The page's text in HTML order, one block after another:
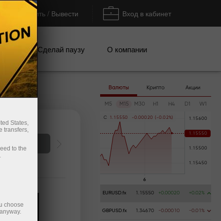
Пополнить / Вывести Вход в кабинет
Сделай паузу О компании
Валюты Крипто Акции
M5 M15 M30 H1 H4 D1 W1
C 1 . 1 5550 -0.000 20 ( -0.0 2%
EURUSD.fx 1.15550 +0.00020 +0.02%
GBPUSD.fx 1.34670 -0.00010 -0.01%
States,
transfers,
to the
choose